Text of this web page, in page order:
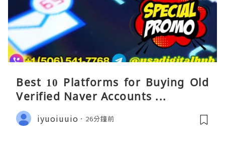
Best 10 Platforms for Buying Old
Verified Naver Accounts ...
iyuoiuuio 26分鐘前